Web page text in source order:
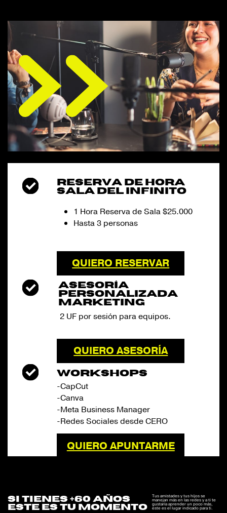
RESERVA DE HORA
SALA DEL INFINITO
1 Hora Reserva de Sala $25.000
Hasta 3 personas
QUIERO RESERVAR
ASESORÍA
PERSONALIZADA
MARKETING
2 UF por sesión para equipos.
QUIERO ASESORÍA
WORKSHOPS
-CapCut
-Canva
-Meta Business Manager
-Redes Sociales desde CERO
QUIERO APUNTARME
Tus amistades y tus hijos se
manejan más en las redes y a ti te
gustaría aprender un poco más,
este es el lugar indicado para ti.
si tienes +60 años
este es tu momento